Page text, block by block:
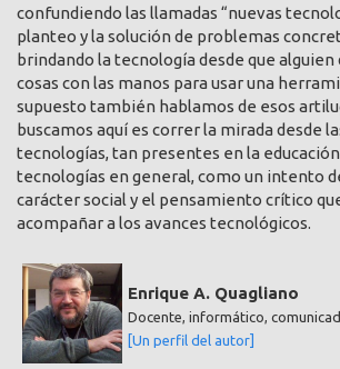
confundiendo las llamadas “nuevas
planteo y la solución de problemas
brindando la tecnología desde que alguien
cosas con las manos para usar una
supuesto también hablamos de esos
buscamos aquí es correr la mirada desde
tecnologías, tan presentes en la educación
tecnologías en general, como un intento
carácter social y el pensamiento crítico
acompañar a los avances tecnológicos.
Enrique A. Quagliano
Docente, informático,
[Un perfil del autor]